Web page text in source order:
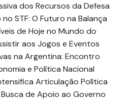
dos Recursos da Defesa
STF: O Futuro na Balança
de Hoje no Mundo do
aos Jogos e Eventos
na Argentina: Encontro
e Política Nacional
Articulação Política
de Apoio ao Governo